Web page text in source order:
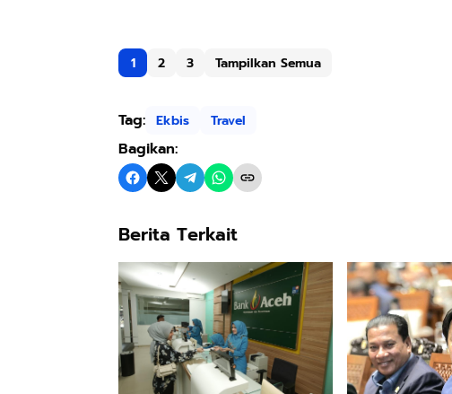
1 2 3 Tampilkan Semua
Tag: Ekbis Travel
Bagikan:
Berita Terkait